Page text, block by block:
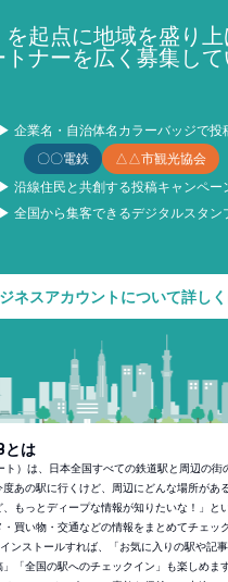
を起点に地域を盛り
ナーを広く募集して
▶ 企業名・自治体名カラーバッジで投
〇〇電鉄
△△市観光協会
▶ 沿線住民と共創する投稿キャンペー
▶ 全国から集客できるデジタルスタン
ネスアカウントについて詳し
とは
ト）は、日本全国すべての鉄道駅と周辺の街
度あの駅に行くけど、周辺にどんな場所があ
、もっとディープな情報が知りたいな！」と
・買い物・交通などの情報をまとめてチェッ
ンストールすれば、「お気に入りの駅や記
「全国の駅へのチェックイン」も楽しめま